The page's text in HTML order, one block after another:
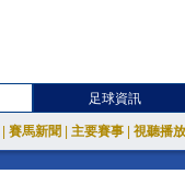
足球資訊
賽馬新聞 主要賽事 視聽播